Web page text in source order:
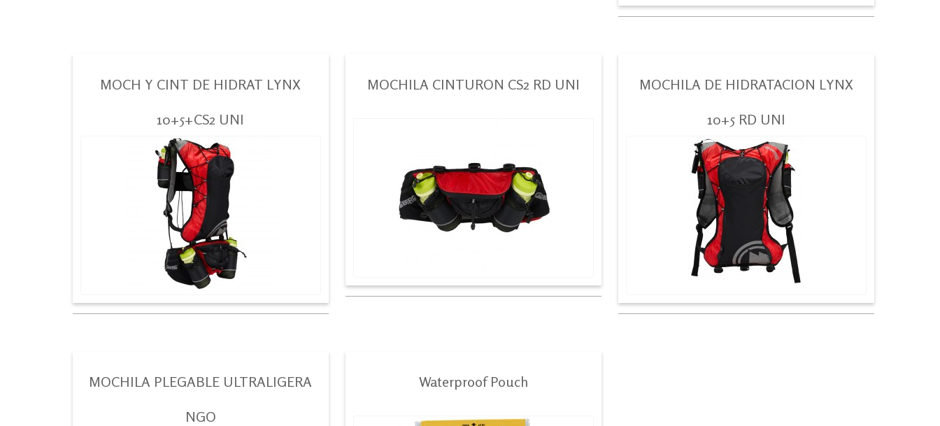
MOCH Y CINT DE HIDRAT LYNX
10+5+CS2 UNI
MOCHILA CINTURON CS2 RD UNI
MOCHILA DE HIDRATACION LYNX
10+5 RD UNI
MOCHILA PLEGABLE ULTRALIGERA
NGO
Waterproof Pouch